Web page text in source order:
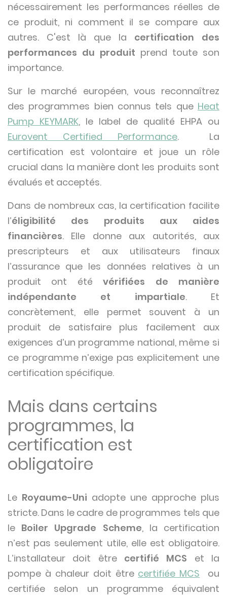
nécessairement les performances réelles de
ce produit, ni comment il se compare aux
autres. C'est là que la certification des
performances du produit prend toute son
importance.
Sur le marché européen, vous reconnaîtrez
des programmes bien connus tels que Heat
Pump KEYMARK, le label de qualité EHPA ou
Eurovent Certified Performance. La
certification est volontaire et joue un rôle
crucial dans la manière dont les produits sont
évalués et acceptés.
Dans de nombreux cas, la certification facilite
l’éligibilité des produits aux aides
financières. Elle donne aux autorités, aux
prescripteurs et aux utilisateurs finaux
l’assurance que les données relatives à un
produit ont étévérifiées de manière
indépendante et impartiale. Et
concrètement, elle permet souvent à un
produit de satisfaire plus facilement aux
exigences d’un programme national, même si
ce programme n’exige pas explicitement une
certification spécifique.
Mais dans certains
programmes, la
certification est
obligatoire
Le Royaume-Uni adopte une approche plus
stricte. Dans le cadre de programmes tels que
le Boiler Upgrade Scheme, la certification
n’est pas seulement utile, elle est obligatoire.
L’installateur doit être certifié MCS et la
pompe à chaleur doit être certifiée MCS ou
certifiée selon un programme équivalent